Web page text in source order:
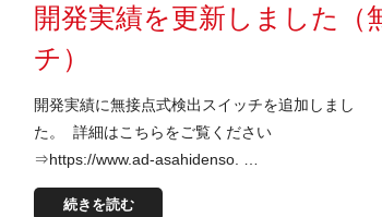
開発実績を更新しました（
チ）
開発実績に無接点式検出スイッチを追加しまし
た。 詳細はこちらをご覧ください
⇒https://www.ad-asahidenso. …
続きを読む